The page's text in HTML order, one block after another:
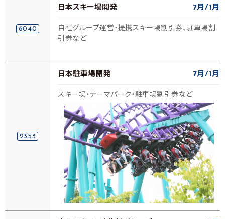
6040
日本スキー場開発 7月 1月
自社グループ運営・提携スキー場割引券、駐車場割
引券など
2353
日本駐車場開発 7月 1月
スキー場・テーマパーク・駐車場割引券など